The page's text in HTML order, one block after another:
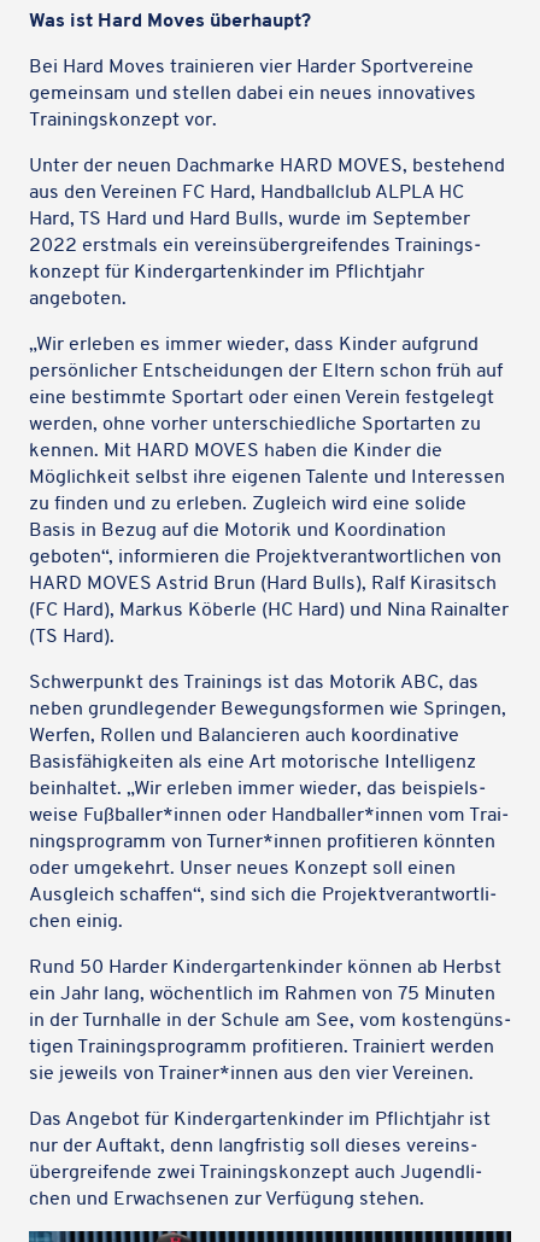
Was ist Hard Moves überhaupt?
Bei Hard Moves trai­nie­ren vier Harder Sport­ver­eine
gemein­sam und stellen dabei ein neues inno­va­ti­ves
Trai­nings­kon­zept vor.
Unter der neuen Dach­marke HARD MOVES, bestehend
aus den Verei­nen FC Hard, Hand­ball­club ALPLA HC
Hard, TS Hard und Hard Bulls, wurde im Septem­ber
2022 erst­mals ein vereins­über­grei­fen­des Trai­nings­
kon­zept für Kinder­gar­ten­kin­der im Pflicht­jahr
angeboten.
„Wir erleben es immer wieder, dass Kinder aufgrund
persön­li­cher Entschei­dun­gen der Eltern schon früh auf
eine bestimmte Sport­art oder einen Verein fest­ge­legt
werden, ohne vorher unter­schied­li­che Sport­ar­ten zu
kennen. Mit HARD MOVES haben die Kinder die
Möglich­keit selbst ihre eigenen Talente und Inter­es­sen
zu finden und zu erleben. Zugleich wird eine solide
Basis in Bezug auf die Motorik und Koor­di­na­tion
geboten“, infor­mie­ren die Projekt­ver­ant­wort­li­chen von
HARD MOVES Astrid Brun (Hard Bulls), Ralf Kira­sit­sch
(FC Hard), Markus Köberle (HC Hard) und Nina Rainal­ter
(TS Hard).
Schwer­punkt des Trai­nings ist das Motorik ABC, das
neben grund­le­gen­der Bewe­gungs­for­men wie Sprin­gen,
Werfen, Rollen und Balan­cie­ren auch koor­di­na­tive
Basis­fä­hig­kei­ten als eine Art moto­ri­sche Intel­li­genz
beinhal­tet. „Wir erleben immer wieder, das beispiels­
weise Fußballer*innen oder Handballer*innen vom Trai­
nings­pro­gramm von Turner*innen profi­tie­ren könnten
oder umge­kehrt. Unser neues Konzept soll einen
Ausgleich schaf­fen“, sind sich die Projekt­ver­ant­wort­li­
chen einig.
Rund 50 Harder Kinder­gar­ten­kin­der können ab Herbst
ein Jahr lang, wöchent­lich im Rahmen von 75 Minuten
in der Turn­halle in der Schule am See, vom kosten­güns­
ti­gen Trai­nings­pro­gramm profi­tie­ren. Trai­niert werden
sie jeweils von Trainer*innen aus den vier Vereinen.
Das Angebot für Kinder­gar­ten­kin­der im Pflicht­jahr ist
nur der Auftakt, denn lang­fris­tig soll dieses vereins­
über­grei­fende zwei Trai­nings­kon­zept auch Jugend­li­
chen und Erwach­se­nen zur Verfü­gung stehen.